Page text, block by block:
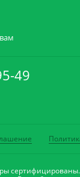
49
сертифицированы.